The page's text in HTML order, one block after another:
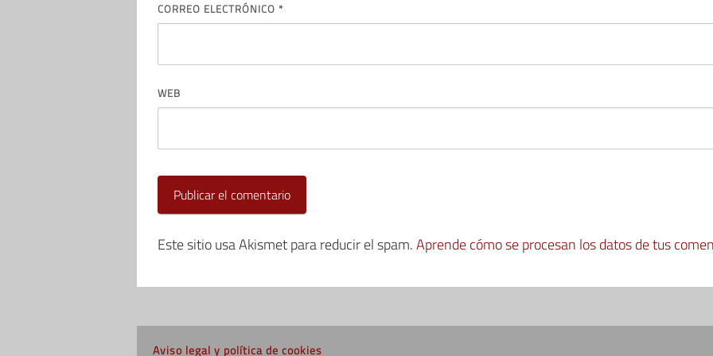
CORREO ELECTRÓNICO *
WEB
Este sitio usa Akismet para reducir el spam.Aprende cómo se procesan los datos de tus
Aviso legal y política de cookies